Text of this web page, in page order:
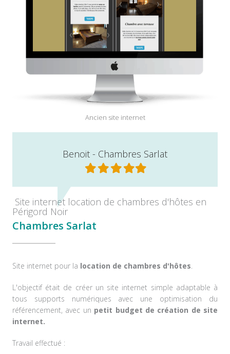
Ancien site internet
Benoit - Chambres Sarlat
FilledFilledFilledFilledFilled
Site internet location de chambres d'hôtes en
Périgord Noir
Chambres Sarlat
Site internet pour la location de chambres d'hôtes.
L'objectif était de créer un site internet simple adaptable à
tous supports numériques avec une optimisation du
référencement, avec un petit budget de création de site
internet.
Travail effectué :